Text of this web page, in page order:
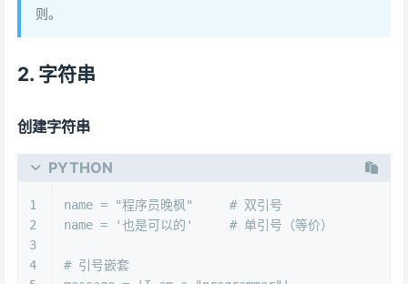
则。
2. 字符串
创建字符串
PYTHON
1
2
3
4
name = "程序员晚枫"
# 双引号
name =
'也是可以的' # 单引号（等价）
# 引号嵌套